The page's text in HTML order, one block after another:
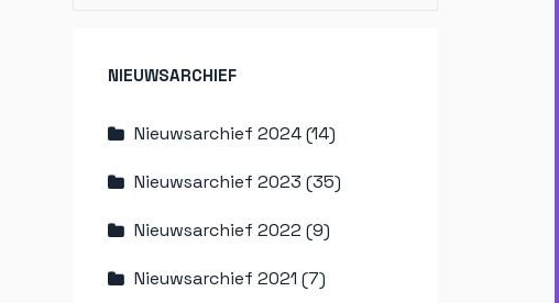
NIEUWSARCHIEF
Nieuwsarchief 2024 (14)
Nieuwsarchief 2023 (35)
Nieuwsarchief 2022 (9)
Nieuwsarchief 2021 (7)